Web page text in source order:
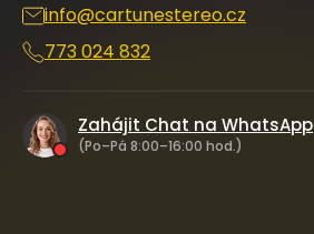
info@cartunestereo.cz
773 024 832
Zahájit Chat na WhatsApp
(Po–Pá 8:00–16:00 hod.)